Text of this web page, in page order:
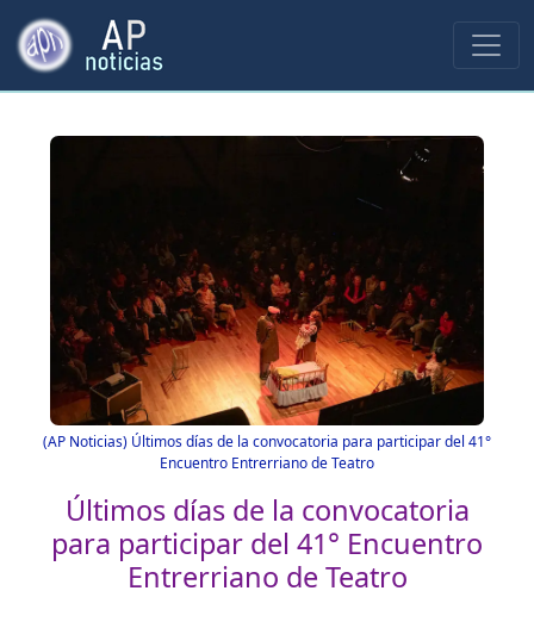
(AP Noticias) Últimos días de la convocatoria para participar del 41°
Encuentro Entrerriano de Teatro
Últimos días de la convocatoria
para participar del 41° Encuentro
Entrerriano de Teatro